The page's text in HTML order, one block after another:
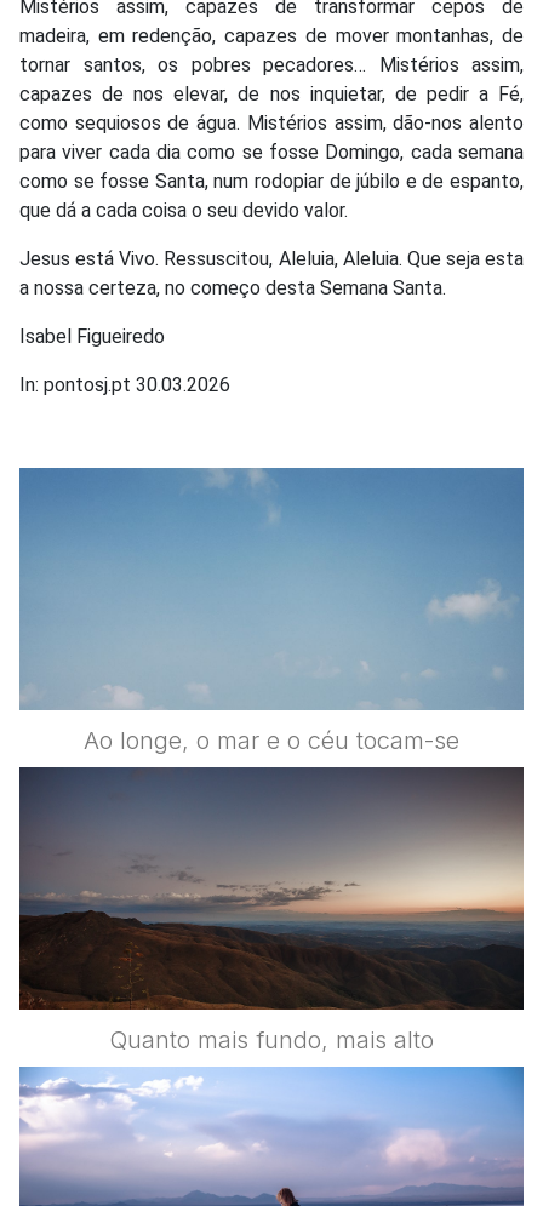
Mistérios assim, capazes de transformar cepos de
madeira, em redenção, capazes de mover montanhas, de
tornar santos, os pobres pecadores… Mistérios assim,
capazes de nos elevar, de nos inquietar, de pedir a Fé,
como sequiosos de água. Mistérios assim, dão-nos alento
para viver cada dia como se fosse Domingo, cada semana
como se fosse Santa, num rodopiar de júbilo e de espanto,
que dá a cada coisa o seu devido valor.
Jesus está Vivo. Ressuscitou, Aleluia, Aleluia. Que seja esta
a nossa certeza, no começo desta Semana Santa.
Isabel Figueiredo
In: pontosj.pt 30.03.2026
Ao longe, o mar e o céu tocam-se
Quanto mais fundo, mais alto